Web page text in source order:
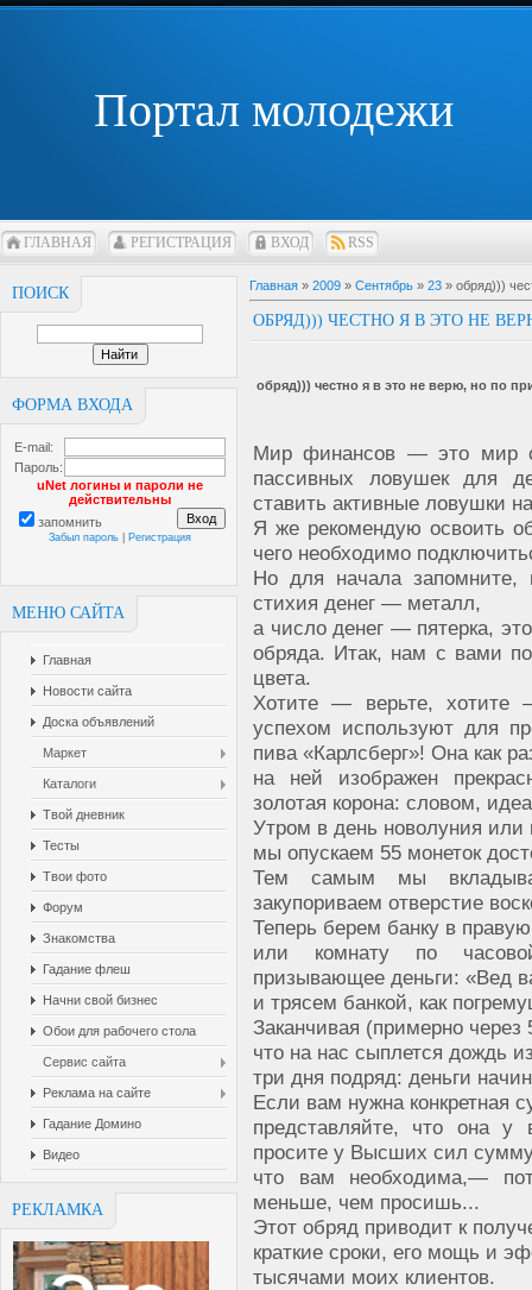
Портал молодежи
ГЛАВНАЯ РЕГИСТРАЦИЯ ВХОД RSS
ПОИСК
ФОРМА ВХОДА
E-mail:
Пароль:
uNet логины и пароли не
действительны
запомнить
Забыл пароль Регистрация
МЕНЮ САЙТА
Главная
Новости сайта
Доска объявлений
Маркет
Каталоги
Твой дневник
Тесты
Твои фото
Форум
Знакомства
Гадание флеш
Начни свой бизнес
Обои для рабочего стола
Сервис сайта
Реклама на сайте
Гадание Домино
Видео
РЕКЛАМКА
Главная » 2009 » Сентябрь » 23 » обряд)))
ОБРЯД))) ЧЕСТНО Я В ЭТО НЕ
обряд))) честно я в это не верю, но по
Мир финансов — это мир
пассивных ловушек для
ставить активные ловушки
Я же рекомендую освоить
чего необходимо
Но для начала запомните,
стихия денег — металл,
а число денег — пятерка,
обряда. Итак, нам с вами
цвета.
Хотите — верьте, хотите
успехом используют для
пива «Карлсберг»! Она как
на ней изображен
золотая корона: словом,
Утром в день новолуния или
мы опускаем 55 монеток
Тем самым мы
закупориваем отверстие
Теперь берем банку в
или комнату по
призывающее деньги: «Вед
и трясем банкой, как
Заканчивая (примерно
что на нас сыплется дождь
три дня подряд: деньги
Если вам нужна конкретная
представляйте, что она у
просите у Высших сил
что вам необходима,—
меньше, чем просишь...
Этот обряд приводит к
краткие сроки, его мощь и
тысячами моих клиентов.